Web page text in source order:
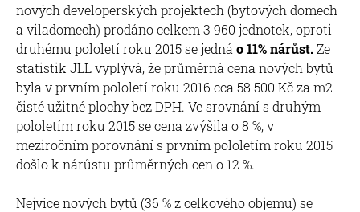
nových developerských projektech (bytových domech
a viladomech) prodáno celkem 3 960 jednotek, oproti
druhému pololetí roku 2015 se jedná o 11% nárůst. Ze
statistik JLL vyplývá, že průměrná cena nových bytů
byla v prvním pololetí roku 2016 cca 58 500 Kč za m2
čisté užitné plochy bez DPH. Ve srovnání s druhým
pololetím roku 2015 se cena zvýšila o 8 %, v
meziročním porovnání s prvním pololetím roku 2015
došlo k nárůstu průměrných cen o 12 %.
Nejvíce nových bytů (36 % z celkového objemu) se